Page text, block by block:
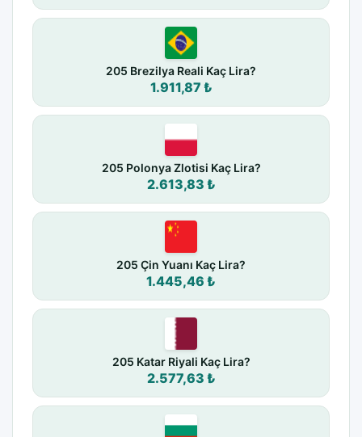
205 Brezilya Reali Kaç Lira?
1.911,87 ₺
205 Polonya Zlotisi Kaç Lira?
2.613,83 ₺
205 Çin Yuanı Kaç Lira?
1.445,46 ₺
205 Katar Riyali Kaç Lira?
2.577,63 ₺